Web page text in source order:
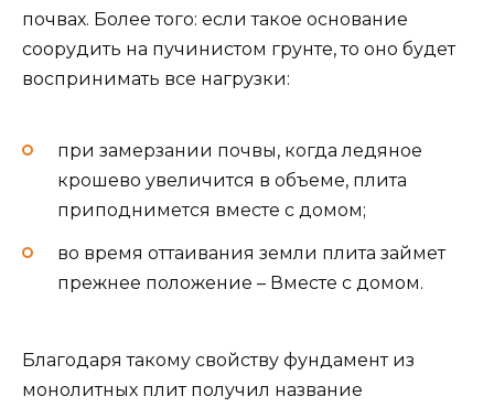
почвах. Более того: если такое основание
соорудить на пучинистом грунте, то оно будет
воспринимать все нагрузки:
при замерзании почвы, когда ледяное
крошево увеличится в объеме, плита
приподнимется вместе с домом;
во время оттаивания земли плита займет
прежнее положение – Вместе с домом.
Благодаря такому свойству фундамент из
монолитных плит получил название